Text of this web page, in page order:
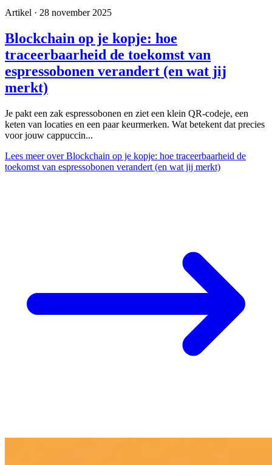
Artikel · 28 november 2025
Blockchain op je kopje: hoe
traceerbaarheid de toekomst van
espressobonen verandert (en wat jij
merkt)
Je pakt een zak espressobonen en ziet een klein QR‑codeje, een
keten van locaties en een paar keurmerken. Wat betekent dat precies
voor jouw cappuccin...
Lees meerover Blockchain op je kopje: hoe traceerbaarheid de
toekomst van espressobonen verandert (en wat jij merkt)